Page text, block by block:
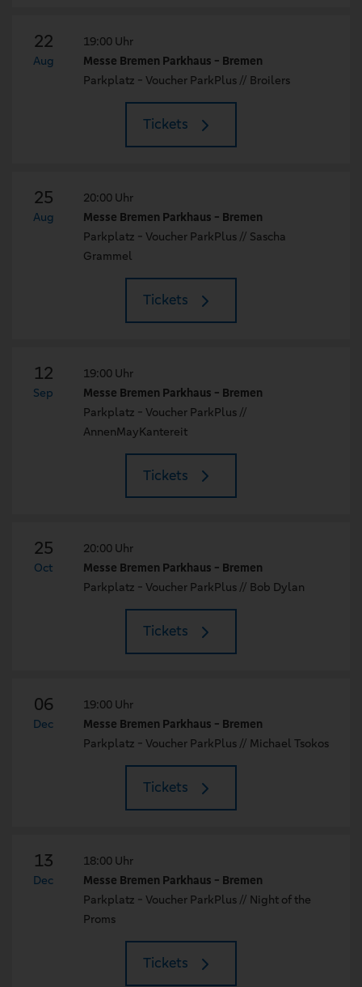
22
Aug
19:00 Uhr
Messe Bremen Parkhaus - Bremen
Parkplatz - Voucher ParkPlus // Broilers
Tickets
25
Aug
20:00 Uhr
Messe Bremen Parkhaus - Bremen
Parkplatz - Voucher ParkPlus // Sascha
Grammel
Tickets
12
Sep
19:00 Uhr
Messe Bremen Parkhaus - Bremen
Parkplatz - Voucher ParkPlus //
AnnenMayKantereit
Tickets
25
Oct
20:00 Uhr
Messe Bremen Parkhaus - Bremen
Parkplatz - Voucher ParkPlus // Bob Dylan
Tickets
06
Dec
19:00 Uhr
Messe Bremen Parkhaus - Bremen
Parkplatz - Voucher ParkPlus // Michael Tsokos
Tickets
13
Dec
18:00 Uhr
Messe Bremen Parkhaus - Bremen
Parkplatz - Voucher ParkPlus // Night of the
Proms
Tickets